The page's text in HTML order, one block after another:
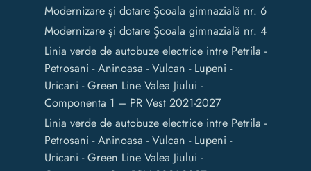
Modernizare și dotare Școala gimnazială nr. 6
Modernizare și dotare Școala gimnazială nr. 4
Linia verde de autobuze electrice intre Petrila -
Petrosani - Aninoasa - Vulcan - Lupeni -
Uricani - Green Line Valea Jiului -
Componenta 1 – PR Vest 2021-2027
Linia verde de autobuze electrice intre Petrila -
Petrosani - Aninoasa - Vulcan - Lupeni -
Uricani - Green Line Valea Jiului -